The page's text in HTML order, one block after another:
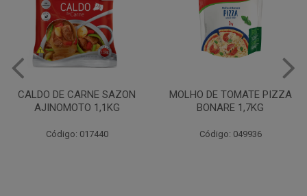
MOLHO DE TOMATE PIZZA
BONARE 1,7KG
Código: 049936
MARGARINA USO
PROFISSIONAL 80% CUKIN
Código: 062469